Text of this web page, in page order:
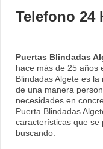
Telefono 24
Puertas Blindadas
hace más de 25 años
Blindadas Algete es
de una manera
necesidades en
Puerta Blindadas
características que se
buscando.